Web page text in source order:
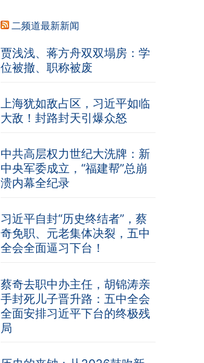
二频道最新新闻
贾浅浅、蒋方舟双双塌房：学
位被撤、职称被废
上海犹如敌占区，习近平如临
大敌！封路封天引爆众怒
中共高层权力世纪大洗牌：新
中央军委成立，“福建帮”总崩
溃内幕全纪录
习近平自封“历史终结者”，蔡
奇免职、元老集体决裂，五中
全会全面逼习下台！
蔡奇去职中办主任，胡锦涛亲
手封死儿子晋升路：五中全会
全面安排习近平下台的终极残
局